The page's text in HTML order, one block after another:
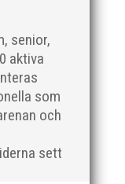
senior,
aktiva
som
och
sett
ihop i
åka på
gjort att det